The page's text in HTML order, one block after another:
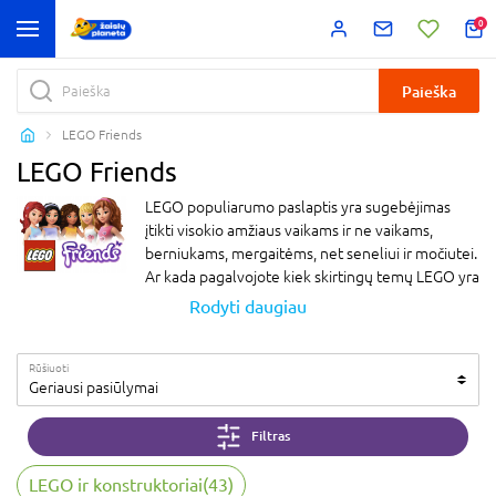
0
Paieška
LEGO Friends
LEGO Friends
LEGO populiarumo paslaptis yra sugebėjimas
įtikti visokio amžiaus vaikams ir ne vaikams,
berniukams, mergaitėms, net seneliui ir močiutei.
Ar kada pagalvojote kiek skirtingų temų LEGO yra
prikūręs ir vis nesustoja? Galima sakyti kiekvieno
skonių ir pomėgių žmonių. Norime paklausti ar
įtariate, kokia yra viena populiariausių temų tarp
mokyklinio amžiaus mergaičių? Aišku, ją mėgsta ir
mažesnės, ir vyresnės draugės, ir berniukai. Tai
yra LEGO Friends! Šauni serija apie mergaičių
Rodyti daugiau
Rūšiuoti
Geriausi pasiūlymai
Filtras
LEGO ir konstruktoriai(43)